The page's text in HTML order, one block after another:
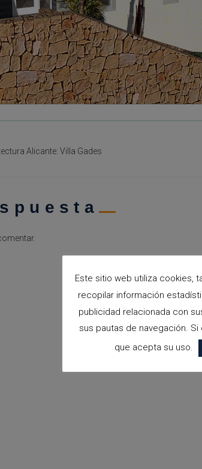
Alicante: Villa Gades
Este sitio web utiliza cookies,
recopilar información
publicidad relacionada con
sus pautas de navegación.
que acepta su uso.